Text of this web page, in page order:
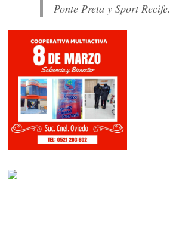
Ponte Preta y Sport Recife.